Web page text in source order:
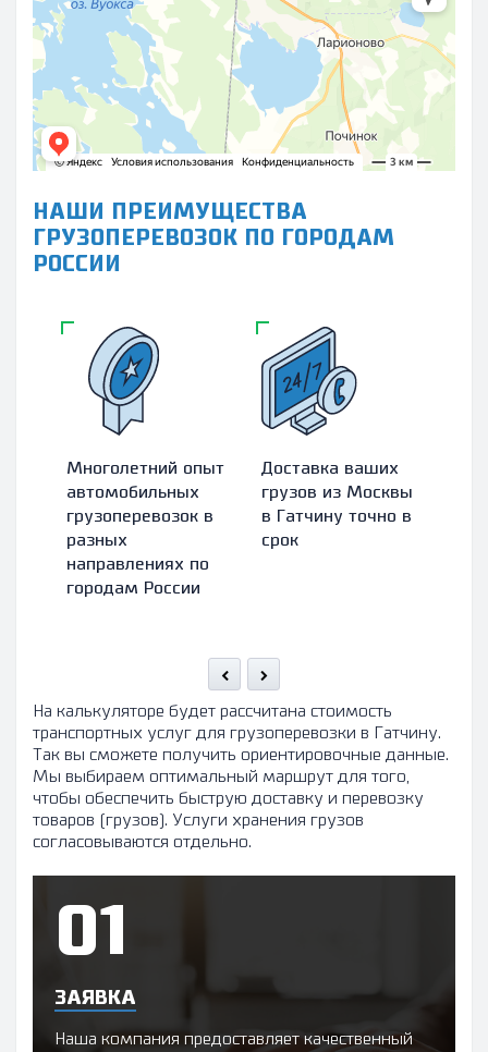
НАШИ ПРЕИМУЩЕСТВА
ГРУЗОПЕРЕВОЗОК ПО ГОРОДАМ
РОССИИ
Многолетний опыт
автомобильных
грузоперевозок в
разных
направлениях по
городам России
Доставка ваших
грузов из Москвы
в Гатчину точно в
срок
На калькуляторе будет рассчитана стоимость
транспортных услуг для грузоперевозки в Гатчину.
Так вы сможете получить ориентировочные данные.
Мы выбираем оптимальный маршрут для того,
чтобы обеспечить быструю доставку и перевозку
товаров (грузов). Услуги хранения грузов
согласовываются отдельно.
ЗАЯВКА
Наша компания предоставляет качественный